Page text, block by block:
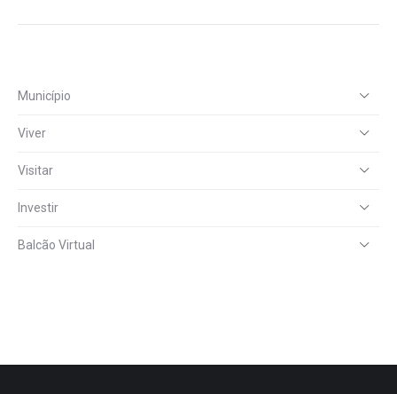
Município
Viver
Visitar
Investir
Balcão Virtual